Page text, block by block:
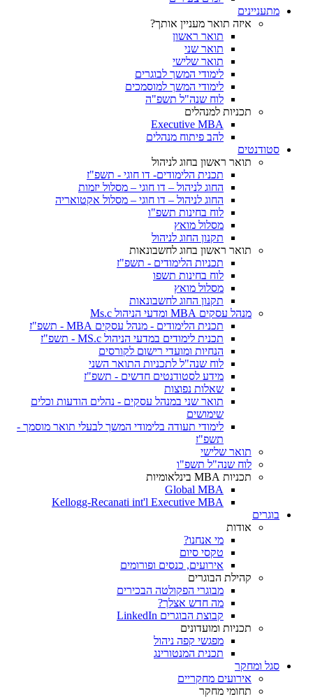
מתעניינים
איזה תואר מעניין אותך?
תואר ראשון
תואר שני
תואר שלישי
לימודי המשך לבוגרים
לימודי המשך למוסמכים
לוח שנה"ל תשפ"ה
תכניות למנהלים
Executive MBA
להב פיתוח מנהלים
סטודנטים
תואר ראשון בחוג לניהול
תכנית הלימודים- דו חוגי - תשפ"ז
החוג לניהול – דו חוגי – מסלול יזמות
החוג לניהול – דו חוגי – מסלול אקטואריה
לוח בחינות תשפ"ו
מסלול מואץ
תקנון החוג לניהול
תואר ראשון בחוג לחשבונאות
תכניות הלימודים - תשפ"ז
לוח בחינות תשפו
מסלול מואץ
תקנון החוג לחשבונאות
מנהל עסקים MBA ומדעי הניהול Ms.c
תכנית הלימודים - מנהל עסקים MBA - תשפ"ז
תכנית לימודים במדעי הניהול MS.c - תשפ"ז
הנחיות ומועדי רישום לקורסים
לוח שנה"ל לתכניות התואר השני
מידע לסטודנטים חדשים - תשפ"ז
שאלות נפוצות
תואר שני במנהל עסקים - נהלים הודעות וכלים
שימושים
לימודי תעודה בלימודי המשך לבעלי תואר מוסמך -
תשפ"ז
תואר שלישי
לוח שנה"ל תשפ"ו
תכניות MBA בינלאומיות
Global MBA
Kellogg-Recanati int'l Executive MBA
בוגרים
אודות
מי אנחנו?
טקסי סיום
אירועים, כנסים ופורומים
קהילת הבוגרים
מבוגרי הפקולטה הבכירים
מה חדש אצלך?
קבוצת הבוגרים LinkedIn
תכניות ומועדונים
מפגשי קפה ניהול
תכנית המנטורינג
סגל ומחקר
אירועים מחקריים
תחומי מחקר